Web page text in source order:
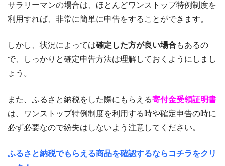
サラリーマンの場合は、ほとんどワンストップ特例制度を
利用すれば、非常に簡単に申告をすることができます。
しかし、状況によっては確定した方が良い場合もあるの
で、しっかりと確定申告方法は理解しておくようにしまし
ょう。
また、ふるさと納税をした際にもらえる寄付金受領証明書
は、ワンストップ特例制度を利用する時や確定申告の時に
必ず必要なので紛失はしないよう注意してください。
ふるさと納税でもらえる商品を確認するならコチラをクリ